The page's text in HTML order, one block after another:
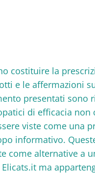
costituire la
e le affermazioni
presentati sono
di efficacia non
viste come una
informativo.
come alternative a
ma